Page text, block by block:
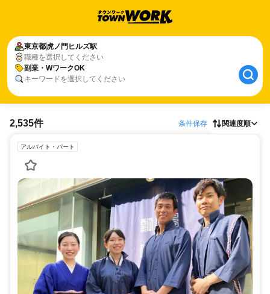
東京都虎ノ門ヒルズ駅
職種を選択してください
副業・WワークOK
キーワードを選択してください
2,535件 条件保存 関連度順
アルバイト・パート